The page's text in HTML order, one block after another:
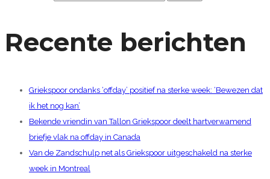
Recente berichten
Griekspoor ondanks ‘offday’ positief na sterke week: ‘Bewezen dat
ik het nog kan’
Bekende vriendin van Tallon Griekspoor deelt hartverwamend
briefje vlak na offday in Canada
Van de Zandschulp net als Griekspoor uitgeschakeld na sterke
week in Montreal